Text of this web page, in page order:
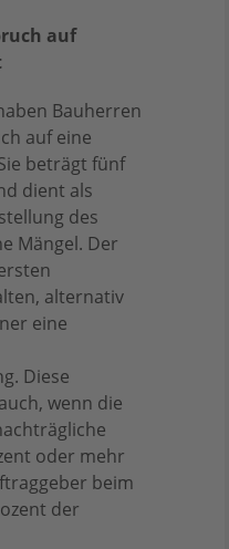
auf
Bauherren
auf eine
beträgt fünf
dient als
des
Mängel. Der
alternativ
eine
Diese
wenn die
oder mehr
beim
der